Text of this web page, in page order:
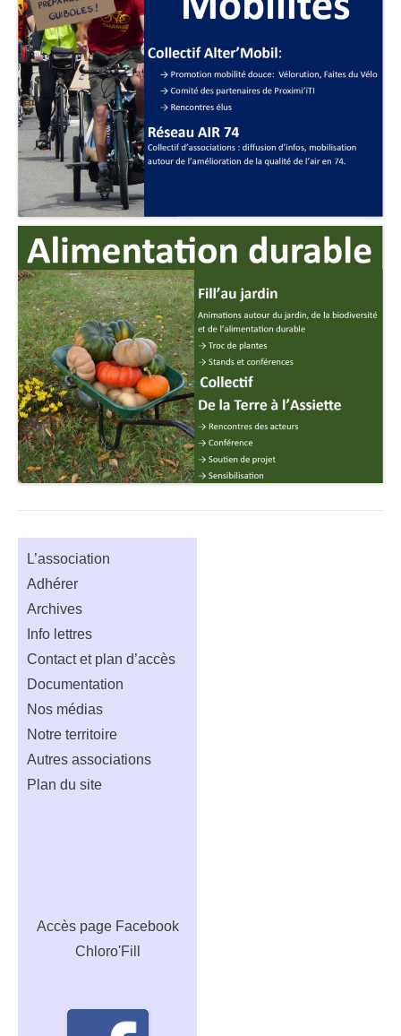
L’association
Adhérer
Archives
Info lettres
Contact et plan d’accès
Documentation
Nos médias
Notre territoire
Autres associations
Plan du site
Accès page Facebook
Chloro'Fill